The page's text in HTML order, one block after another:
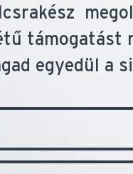
támogatást
egyedül a